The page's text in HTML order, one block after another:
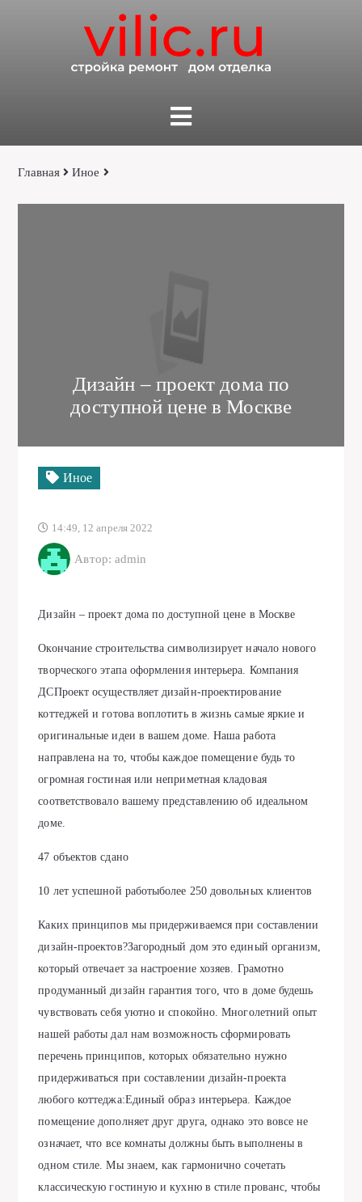
Главная Иное
Дизайн – проект дома по
доступной цене в Москве
Иное
14:49, 12 апреля 2022
Автор: admin
Дизайн – проект дома по доступной цене в Москве
Окончание строительства символизирует начало нового
творческого этапа оформления интерьера. Компания
ДСПроект осуществляет дизайн-проектирование
коттеджей и готова воплотить в жизнь самые яркие и
оригинальные идеи в вашем доме. Наша работа
направлена на то, чтобы каждое помещение будь то
огромная гостиная или неприметная кладовая
соответствовало вашему представлению об идеальном
доме.
47 объектов сдано
10 лет успешной работыболее 250 довольных клиентов
Каких принципов мы придерживаемся при составлении
дизайн-проектов?Загородный дом это единый организм,
который отвечает за настроение хозяев. Грамотно
продуманный дизайн гарантия того, что в доме будешь
чувствовать себя уютно и спокойно. Многолетний опыт
нашей работы дал нам возможность сформировать
перечень принципов, которых обязательно нужно
придерживаться при составлении дизайн-проекта
любого коттеджа:Единый образ интерьера. Каждое
помещение дополняет друг друга, однако это вовсе не
означает, что все комнаты должны быть выполнены в
одном стиле. Мы знаем, как гармонично сочетать
классическую гостиную и кухню в стиле прованс, чтобы